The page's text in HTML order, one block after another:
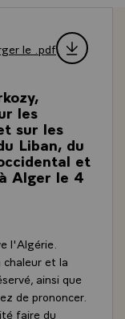
le .pdf
les
sur les
Liban, du
et
Alger le 4
l'Algérie.
et la
ainsi que
de prononcer.
faire du